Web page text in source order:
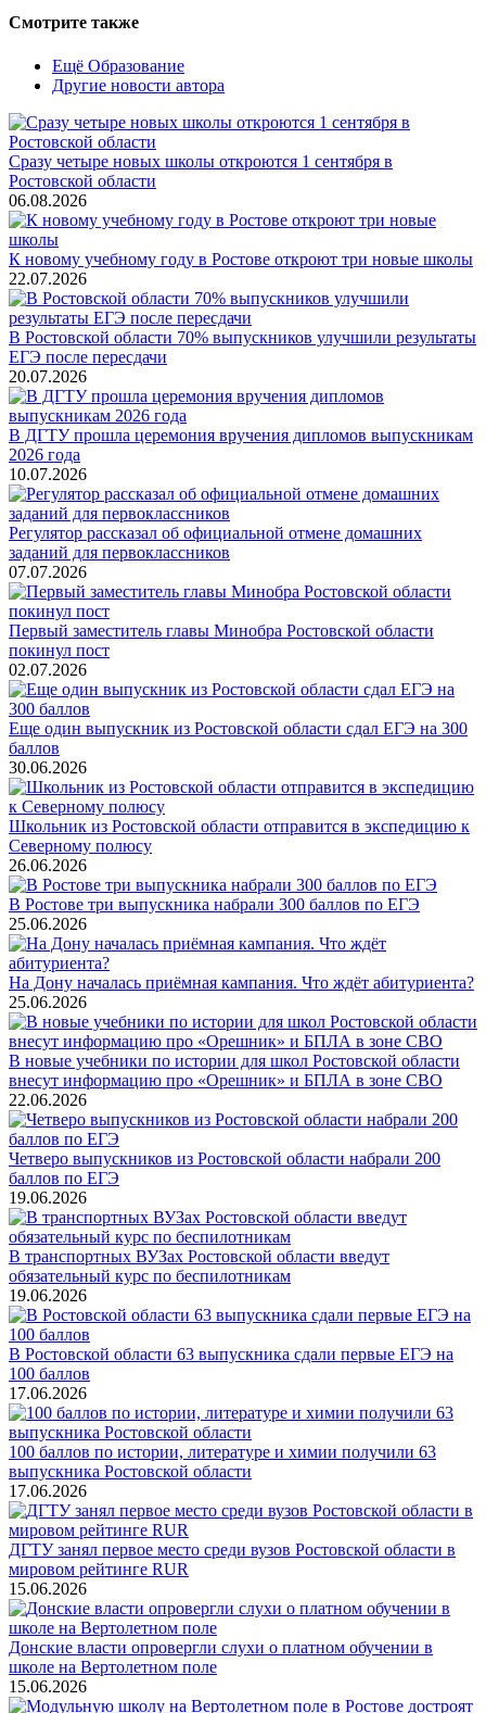
Смотрите также
Ещё Образование
Другие новости автора
Сразу четыре новых школы откроются 1 сентября в
Ростовской области
06.08.2026
К новому учебному году в Ростове откроют три новые школы
22.07.2026
В Ростовской области 70% выпускников улучшили результаты
ЕГЭ после пересдачи
20.07.2026
В ДГТУ прошла церемония вручения дипломов выпускникам
2026 года
10.07.2026
Регулятор рассказал об официальной отмене домашних
заданий для первоклассников
07.07.2026
Первый заместитель главы Минобра Ростовской области
покинул пост
02.07.2026
Еще один выпускник из Ростовской области сдал ЕГЭ на 300
баллов
30.06.2026
Школьник из Ростовской области отправится в экспедицию к
Северному полюсу
26.06.2026
В Ростове три выпускника набрали 300 баллов по ЕГЭ
25.06.2026
На Дону началась приёмная кампания. Что ждёт абитуриента?
25.06.2026
В новые учебники по истории для школ Ростовской области
внесут информацию про «Орешник» и БПЛА в зоне СВО
22.06.2026
Четверо выпускников из Ростовской области набрали 200
баллов по ЕГЭ
19.06.2026
В транспортных ВУЗах Ростовской области введут
обязательный курс по беспилотникам
19.06.2026
В Ростовской области 63 выпускника сдали первые ЕГЭ на
100 баллов
17.06.2026
100 баллов по истории, литературе и химии получили 63
выпускника Ростовской области
17.06.2026
ДГТУ занял первое место среди вузов Ростовской области в
мировом рейтинге RUR
15.06.2026
Донские власти опровергли слухи о платном обучении в
школе на Вертолетном поле
15.06.2026